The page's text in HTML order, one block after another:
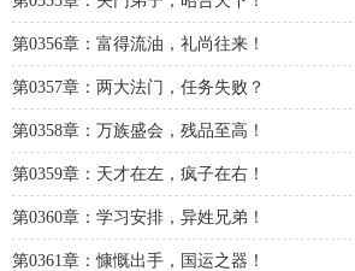
第0356章：富得流油，礼尚往来！
第0357章：两大法门，任务失败？
第0358章：万族盛会，残品至高！
第0359章：天才在左，疯子在右！
第0360章：学习安排，异姓兄弟！
第0361章：慷慨出手，国运之器！